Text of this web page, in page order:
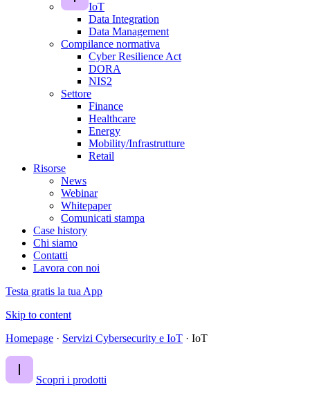
IoT
Data Integration
Data Management
Compilance normativa
Cyber Resilience Act
DORA
NIS2
Settore
Finance
Healthcare
Energy
Mobility/Infrastrutture
Retail
Risorse
News
Webinar
Whitepaper
Comunicati stampa
Case history
Chi siamo
Contatti
Lavora con noi
Testa gratis la tua App
Skip to content
Homepage · Servizi Cybersecurity e IoT · IoT
Scopri i prodotti